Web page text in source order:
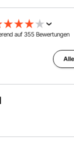
auf 355 Bewertungen